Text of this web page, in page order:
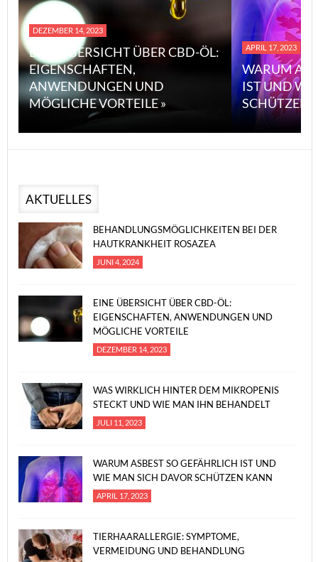
DEZEMBER 14, 2023
EINE ÜBERSICHT ÜBER CBD-ÖL:
EIGENSCHAFTEN,
ANWENDUNGEN UND
MÖGLICHE VORTEILE »
APRIL 17, 2023
WARUM
IST UND
SCHÜTZEN
AKTUELLES
BEHANDLUNGSMÖGLICHKEITEN BEI DER
HAUTKRANKHEIT ROSAZEA
JUNI 4, 2024
EINE ÜBERSICHT ÜBER CBD-ÖL:
EIGENSCHAFTEN, ANWENDUNGEN UND
MÖGLICHE VORTEILE
DEZEMBER 14, 2023
WAS WIRKLICH HINTER DEM MIKROPENIS
STECKT UND WIE MAN IHN BEHANDELT
JULI 11, 2023
WARUM ASBEST SO GEFÄHRLICH IST UND
WIE MAN SICH DAVOR SCHÜTZEN KANN
APRIL 17, 2023
TIERHAARALLERGIE: SYMPTOME,
VERMEIDUNG UND BEHANDLUNG